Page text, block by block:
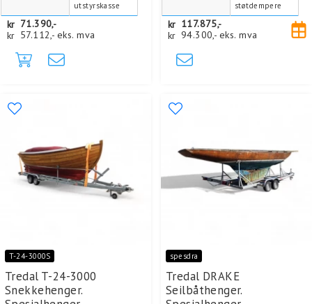
utstyrskasse
kr 71.390,-
kr 57.112,- eks. mva
støtdempere
kr 117.875,-
kr 94.300,- eks. mva
T-24-3000S
Tredal T-24-3000
Snekkehenger.
spesdra
Tredal DRAKE
Seilbåthenger.